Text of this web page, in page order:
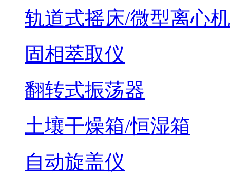
轨道式摇床/微型离心机
固相萃取仪
翻转式振荡器
土壤干燥箱/恒湿箱
自动旋盖仪